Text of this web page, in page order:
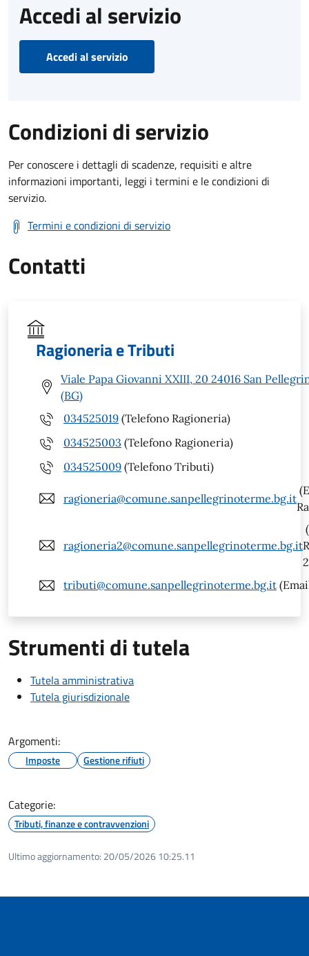
Accedi al servizio
Accedi al servizio
Condizioni di servizio
Per conoscere i dettagli di scadenze, requisiti e altre
informazioni importanti, leggi i termini e le condizioni di
servizio.
Termini e condizioni di servizio
Contatti
Ragioneria e Tributi
Viale Papa Giovanni XXIII, 20 24016 San
(BG)
034525019 (Telefono Ragioneria)
034525003 (Telefono Ragioneria)
034525009 (Telefono Tributi)
ragioneria@comune.sanpellegrinoterme.bg.it
ragioneria2@comune.sanpellegrinoterme.bg.it
tributi@comune.sanpellegrinoterme.bg.it
Strumenti di tutela
Tutela amministrativa
Tutela giurisdizionale
Argomenti:
Imposte Gestione rifiuti
Categorie:
Tributi, finanze e contravvenzioni
Ultimo aggiornamento: 20/05/2026 10:25.11